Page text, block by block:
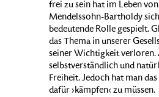
frei zu sein hat im Leben
Mendelssohn-Bartholdy
bedeutende Rolle gespielt.
das Thema in unserer
seiner Wichtigkeit verloren.
selbstverständlich und
Freiheit. Jedoch hat man
dafür ›kämpfen‹ zu müssen.